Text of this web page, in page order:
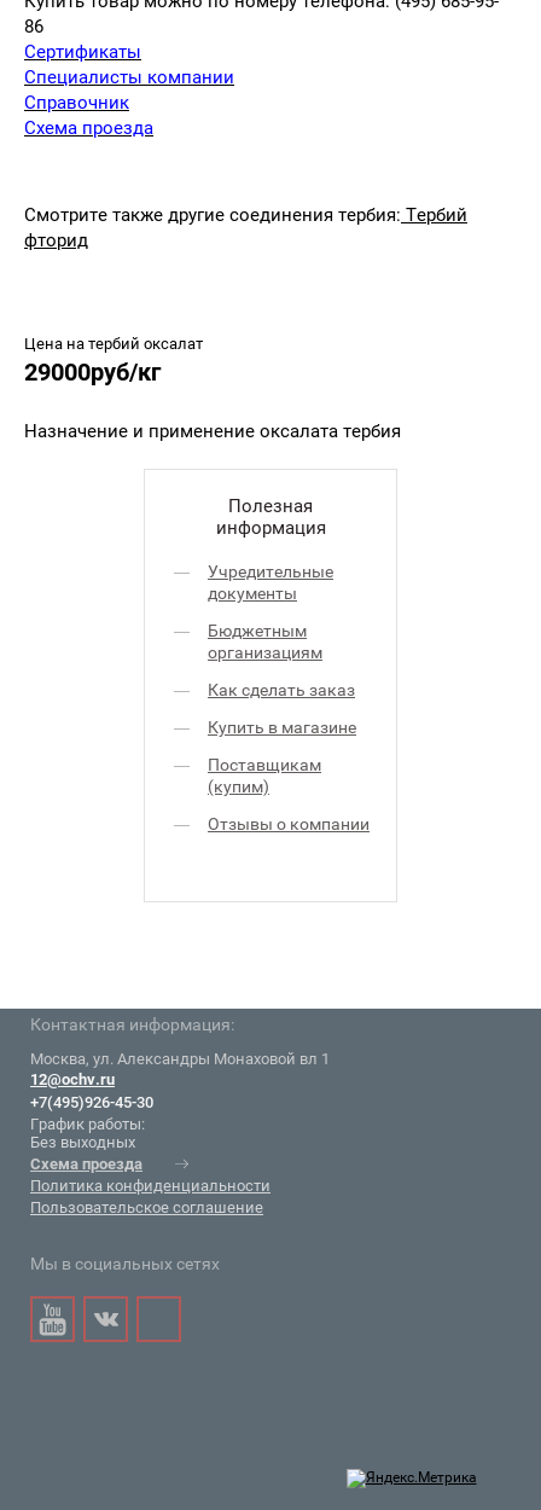
86
Сертификаты
Специалисты компании
Справочник
Схема проезда
Смотрите также другие соединения тербия: Тербий
фторид
Цена на тербий оксалат
29000руб/кг
Назначение и применение оксалата тербия
Полезная
информация
Учредительные
документы
Бюджетным
организациям
Как сделать заказ
Купить в магазине
Поставщикам
(купим)
Отзывы о компании
Контактная информация:
Москва, ул. Александры Монаховой вл 1
12@ochv.ru
+7(495)926-45-30
График работы:
Без выходных
Схема проезда
Политика конфиденциальности
Пользовательское соглашение
Мы в социальных сетях